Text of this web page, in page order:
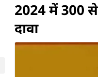
2024 में 300 से
दावा